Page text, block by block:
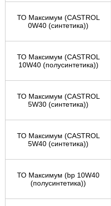
ТО Максимум (CASTROL
0W40 (синтетика))
ТО Максимум (CASTROL
10W40 (полусинтетика))
ТО Максимум (CASTROL
5W30 (синтетика))
ТО Максимум (CASTROL
5W40 (синтетика))
ТО Максимум (bp 10W40
(полусинтетика))